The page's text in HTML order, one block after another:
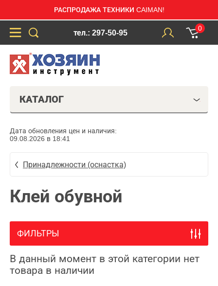
РАСПРОДАЖА ТЕХНИКИ CAIMAN!
тел.: 297-50-95
0
КАТАЛОГ
Дата обновления цен и наличия:
09.08.2026 в 18:41
Принадлежности (оснастка)
Клей обувной
ФИЛЬТРЫ
В данный момент в этой категории нет
товара в наличии